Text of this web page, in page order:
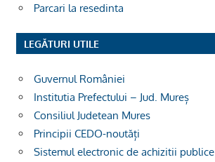
Parcari la resedinta
LEGĂTURI UTILE
Guvernul României
Institutia Prefectului – Jud. Mureș
Consiliul Judetean Mures
Principii CEDO-noutăți
Sistemul electronic de achizitii publice